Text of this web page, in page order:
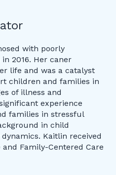
with poorly
2016. Her caner
life and was a catalyst
children and families in
of illness and
experience
families in stressful
in child
Kaitlin received
Family-Centered Care